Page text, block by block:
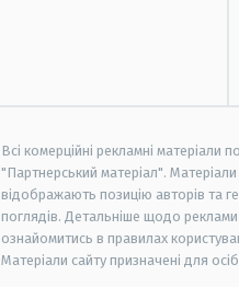
Всі комерційні рекламні матеріали
"Партнерський матеріал".
відображають позицію авторів та
поглядів. Детальніше щодо
ознайомитись в правилах
Матеріали сайту призначені для